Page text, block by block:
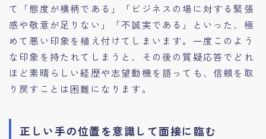
て「態度が横柄である」「ビジネスの場に対する緊張
感や敬意が足りない」「不誠実である」といった、極
めて悪い印象を植え付けてしまいます。一度このよう
な印象を持たれてしまうと、その後の質疑応答でどれ
ほど素晴らしい経歴や志望動機を語っても、信頼を取
り戻すことは困難になります。
正しい手の位置を意識して面接に臨む